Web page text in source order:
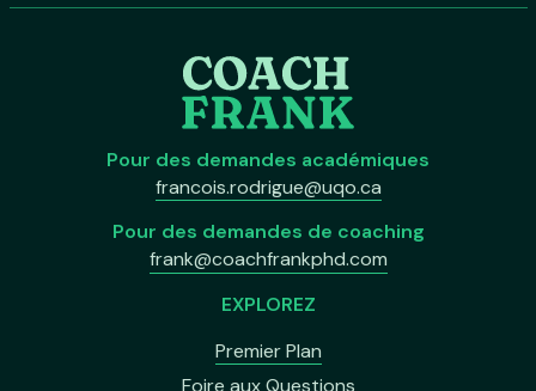
Pour des demandes académiques
francois.rodrigue@uqo.ca
Pour des demandes de coaching
frank@coachfrankphd.com
EXPLOREZ
Premier Plan